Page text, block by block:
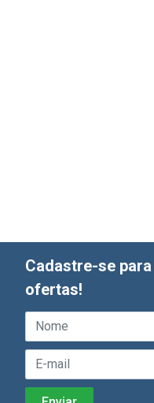
Cadastre-se
ofertas!